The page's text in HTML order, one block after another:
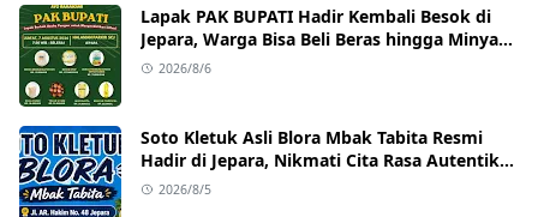
Lapak PAK BUPATI Hadir Kembali Besok di
Jepara, Warga Bisa Beli Beras hingga Minyak
Goreng dengan Harga Terjangkau
2026/8/6
Soto Kletuk Asli Blora Mbak Tabita Resmi
Hadir di Jepara, Nikmati Cita Rasa Autentik
Mulai Rp10 Ribu
2026/8/5